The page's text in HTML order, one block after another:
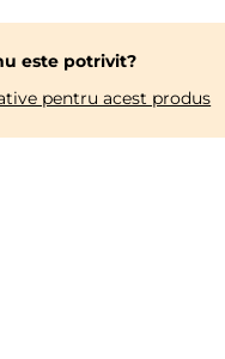
este potrivit?
pentru acest produs